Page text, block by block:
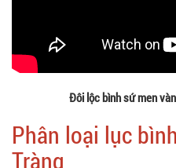
Đôi lộc bình sứ men
Phân loại lục
Tràng